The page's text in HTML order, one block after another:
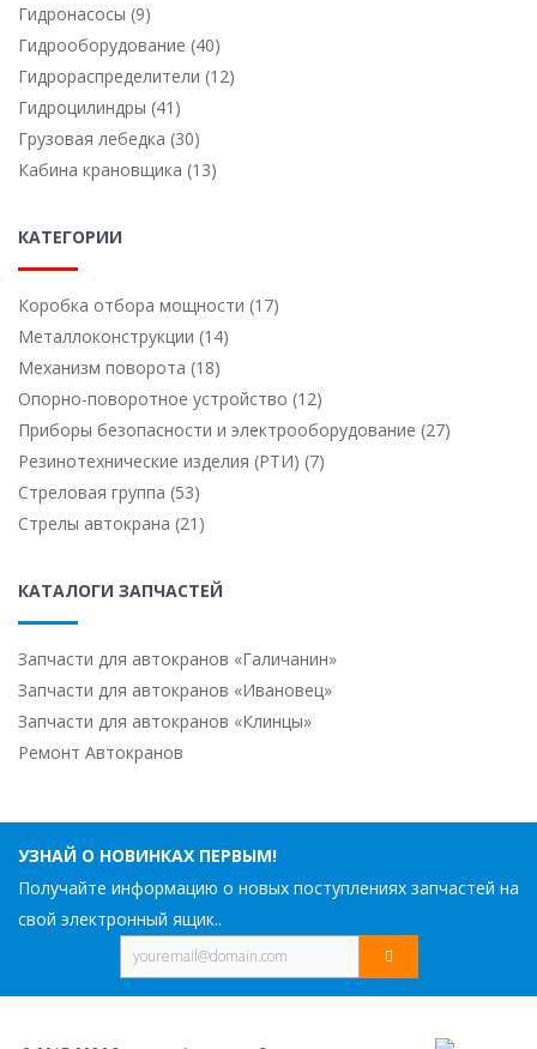
Гидронасосы (9)
Гидрооборудование (40)
Гидрораспределители (12)
Гидроцилиндры (41)
Грузовая лебедка (30)
Кабина крановщика (13)
КАТЕГОРИИ
Коробка отбора мощности (17)
Металлоконструкции (14)
Механизм поворота (18)
Опорно-поворотное устройство (12)
Приборы безопасности и электрооборудование (27)
Резинотехнические изделия (РТИ) (7)
Стреловая группа (53)
Стрелы автокрана (21)
КАТАЛОГИ ЗАПЧАСТЕЙ
Запчасти для автокранов «Галичанин»
Запчасти для автокранов «Ивановец»
Запчасти для автокранов «Клинцы»
Ремонт Автокранов
УЗНАЙ О НОВИНКАХ ПЕРВЫМ!
Получайте информацию о новых поступлениях запчастей на
свой электронный ящик..